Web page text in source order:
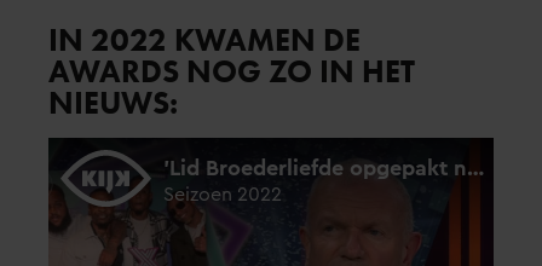
IN 2022 KWAMEN DE
AWARDS NOG ZO IN HET
NIEUWS: